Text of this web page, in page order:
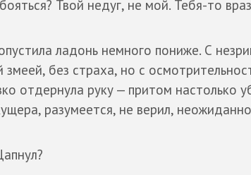
Твой недуг, не мой. Тебя-то
ладонь немного пониже. С
змеей, без страха, но с
отдернула руку — притом настолько
разумеется, не верил,